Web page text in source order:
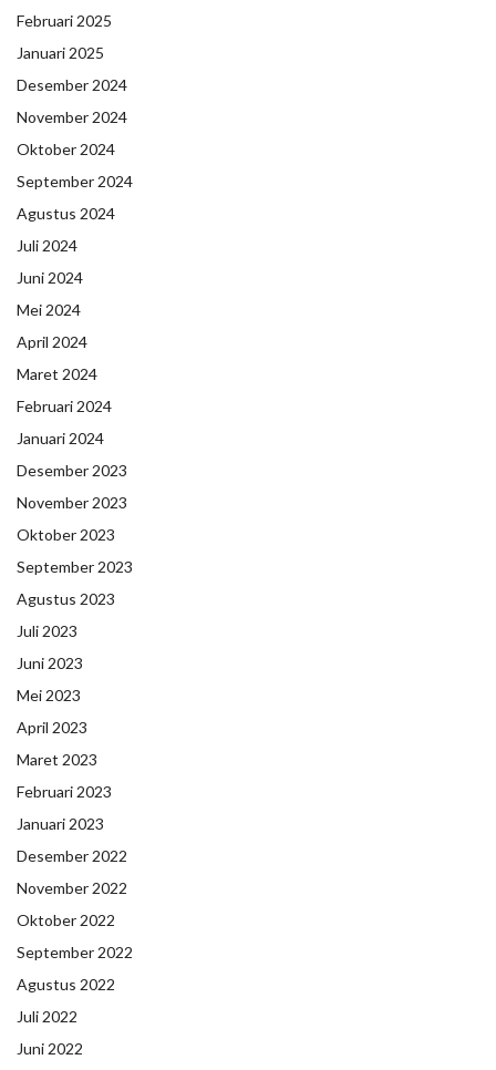
Februari 2025
Januari 2025
Desember 2024
November 2024
Oktober 2024
September 2024
Agustus 2024
Juli 2024
Juni 2024
Mei 2024
April 2024
Maret 2024
Februari 2024
Januari 2024
Desember 2023
November 2023
Oktober 2023
September 2023
Agustus 2023
Juli 2023
Juni 2023
Mei 2023
April 2023
Maret 2023
Februari 2023
Januari 2023
Desember 2022
November 2022
Oktober 2022
September 2022
Agustus 2022
Juli 2022
Juni 2022